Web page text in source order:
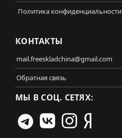
Политика конфиденциальности
КОНТАКТЫ
mail.freeskladchina@gmail.com
Обратная связь
МЫ В СОЦ. СЕТЯХ: